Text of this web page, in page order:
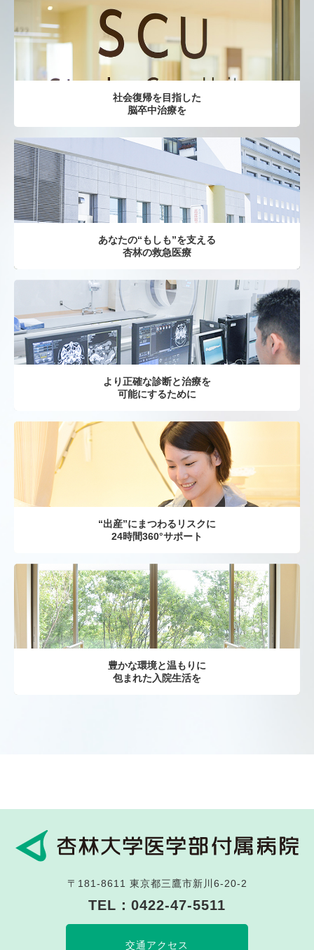
社会復帰を目指した
脳卒中治療を
あなたの“もしも”を支える
杏林の救急医療
より正確な診断と治療を
可能にするために
“出産”にまつわるリスクに
24時間360°サポート
豊かな環境と温もりに
包まれた入院生活を
〒181-8611 東京都三鷹市新川6-20-2
TEL： 0422-47-5511
交通アクセス